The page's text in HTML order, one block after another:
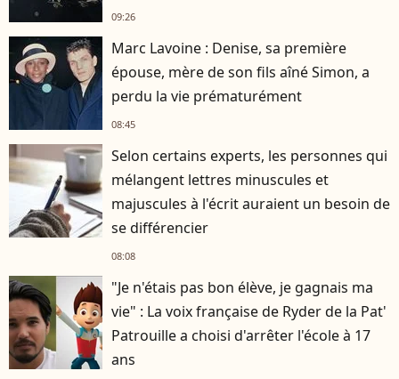
09:26
Marc Lavoine : Denise, sa première
épouse, mère de son fils aîné Simon, a
perdu la vie prématurément
08:45
Selon certains experts, les personnes qui
mélangent lettres minuscules et
majuscules à l'écrit auraient un besoin de
se différencier
08:08
"Je n'étais pas bon élève, je gagnais ma
vie" : La voix française de Ryder de la Pat'
Patrouille a choisi d'arrêter l'école à 17
ans